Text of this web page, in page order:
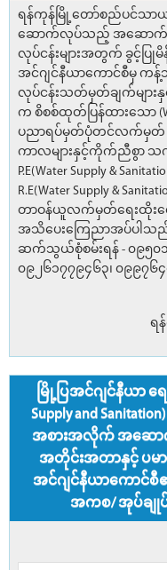
ရန်ကုန်မြို့တော်စည်ပင်သာ
ဆောက်လုပ်သည့် အဆောက်အ
လုပ်ငန်းများအတွက် ခွင့်ပြုမိ
အင်ဂျင်နီယာကောင်စီမှ က
လုပ်ငန်းသတ်မှတ်ချက်များ
က စိစစ်ထုတ်ပြန်ထားသော
ပညာရပ်မှတ်ပုံတင်လက်မှတ်
ကာလများနှင့်ကိုက်ညီစွာ သ
P.E(Water Supply &
R.E(Water Supply &
တာဝန်ယူလက်မှတ်ရေးထိုးလျှ
အသိပေးကြေညာအပ်ပါသ
ဆက်သွယ်စုံစမ်းရန် - ၀၉၅၀၁
၀၉၂၆၁၇၇၉၄၆၃၊ ၀၉၉၇၆
ရ
မြို့ပြအင်ဂျင်နီယာ ရေ
Supply and
အစားအလိုက် အဆော
အတိုင်းအတာနှင့် ပမာ
အင်ဂျင်နီယာကောင်စီ
အကစ/ အုပ်ချုပ်